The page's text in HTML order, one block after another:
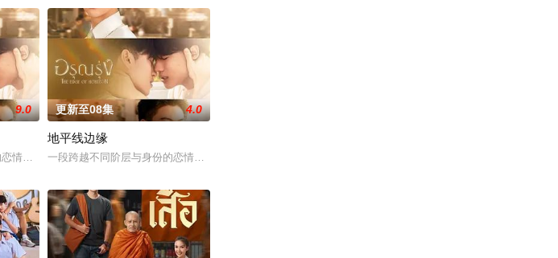
另一方如同让火烧得更
多障碍等待着两人共同跨越。Runch和Neen都曾梦想她们能够
9.0
情。一方唯有自己的荣誉，另一方则关乎王室血统。身为仆人的 Phob 爱上自己的主人，也是王子的T
更新至08集 4.0
地平线边缘
一段跨越不同阶层与身份的恋情。一方唯有自己的荣誉，另一方则关乎王室血统。